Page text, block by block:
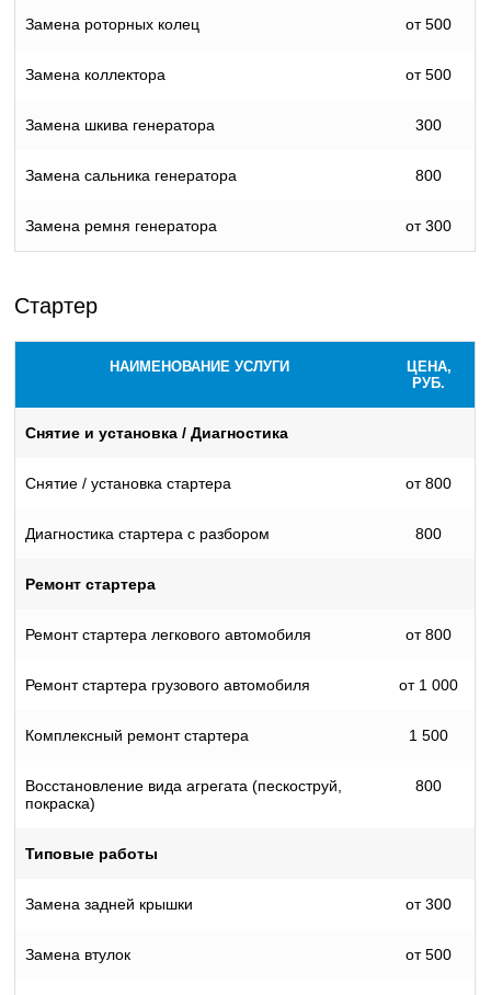
Замена роторных колец от 500
Замена коллектора от 500
Замена шкива генератора 300
Замена сальника генератора 800
Замена ремня генератора от 300
Стартер
НАИМЕНОВАНИЕ УСЛУГИ
ЦЕНА,
РУБ.
Снятие и установка / Диагностика
Снятие / установка стартера от 800
Диагностика стартера с разбором 800
Ремонт стартера
Ремонт стартера легкового автомобиля от 800
Ремонт стартера грузового автомобиля от 1 000
Комплексный ремонт стартера 1 500
Восстановление вида агрегата (пескоструй,
покраска)
800
Типовые работы
Замена задней крышки от 300
Замена втулок от 500